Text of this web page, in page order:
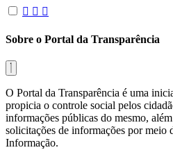
Sobre o Portal da Transparência
O Portal da Transparência é uma
propicia o controle social pelos
informações públicas do mesmo,
solicitações de informações por meio
Informação.